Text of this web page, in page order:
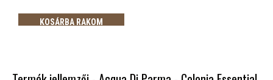
KOSÁRBA RAKOM